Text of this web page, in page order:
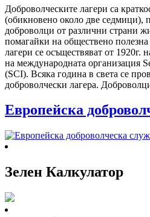
Доброволческите лагери са
(обикновено около две седмици),
доброволци от различни страни
помагайки на обществено
лагери се осъществяват от 1920г.
на международната организация
(SCI). Всяка година в света се
доброволчески лагера.
Европейска
Зелен Калкулатор